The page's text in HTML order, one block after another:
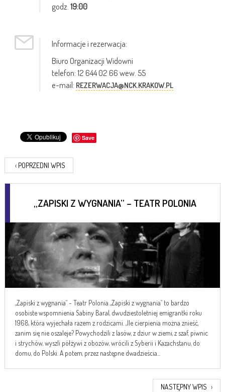
godz. 19:00
Informacje i rezerwacja:
Biuro Organizacji Widowni
telefon: 12 644 02 66 wew. 55
e-mail: REZERWACJA@NCK.KRAKOW.PL
Save
‹ POPRZEDNI WPIS
„ZAPISKI Z WYGNANIA” – TEATR POLONIA
„Zapiski z wygnania” - Teatr Polonia „Zapiski z wygnania” to bardzo
osobiste wspomnienia Sabiny Baral, dwudziestoletniej emigrantki roku
1968, która wyjechała razem z rodzicami. „Ile cierpienia można znieść,
zanim się nie oszaleje? Powychodzili z lasów, z dziur w ziemi, z szaf, piwnic
i strychów, wyszli półżywi z obozów, wrócili z Syberii i Kazachstanu, do
domu, do Polski. A potem, przez następne dwadzieścia...
NASTĘPNY WPIS ›